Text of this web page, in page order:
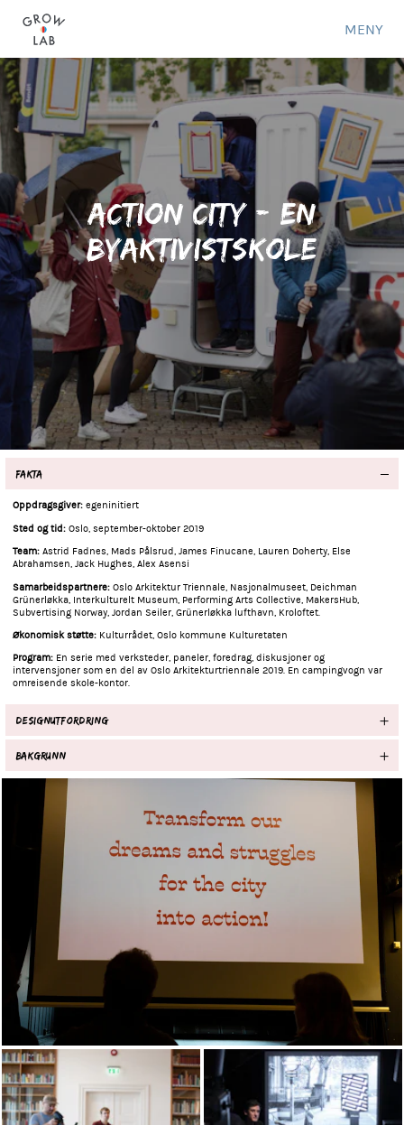
MENY
Action City - en
byaktivistskole
FAKTA
Oppdragsgiver:egeninitiert
Sted og tid:Oslo, september-oktober 2019
Team:Astrid Fadnes, Mads Pålsrud, James Finucane, Lauren Doherty, Else
Abrahamsen, Jack Hughes, Alex Asensi
Samarbeidspartnere: Oslo Arkitektur Triennale, Nasjonalmuseet, Deichman
Grünerløkka, Interkulturelt Museum, Performing Arts Collective, MakersHub,
Subvertising Norway, Jordan Seiler, Grünerløkka lufthavn, Kroloftet.
Økonomisk støtte: Kulturrådet, Oslo kommune Kulturetaten
Program: En serie med verksteder, paneler, foredrag, diskusjoner og
intervensjoner som en del av Oslo Arkitekturtriennale 2019. En campingvogn var
omreisende skole-kontor.
DESIGNUTFORDRING
BAKGRUNN